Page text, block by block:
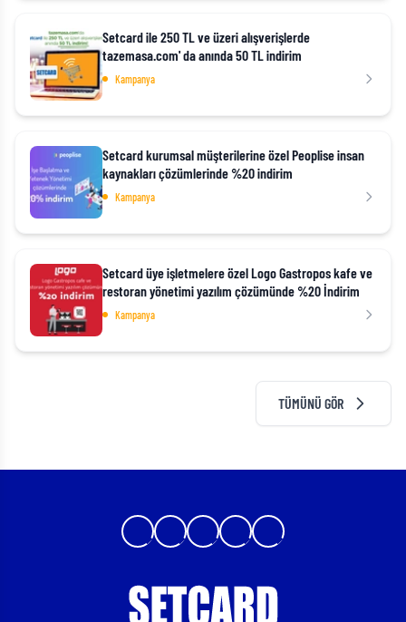
Setcard ile 250 TL ve üzeri alışverişlerde
tazemasa.com' da anında 50 TL indirim
Kampanya
Setcard kurumsal müşterilerine özel Peoplise insan
kaynakları çözümlerinde %20 indirim
Kampanya
Setcard üye işletmelere özel Logo Gastropos kafe ve
restoran yönetimi yazılım çözümünde %20 İndirim
Kampanya
TÜMÜNÜ GÖR